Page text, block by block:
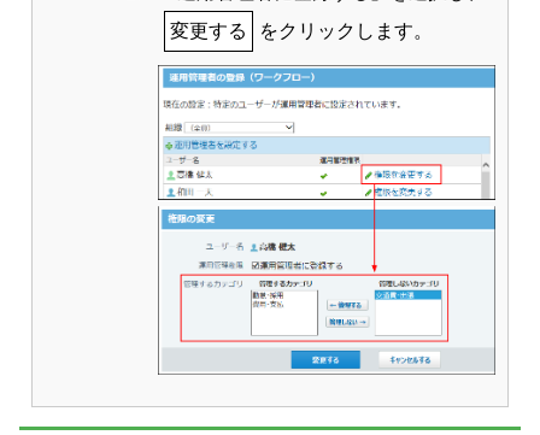
変更する
をクリックします。